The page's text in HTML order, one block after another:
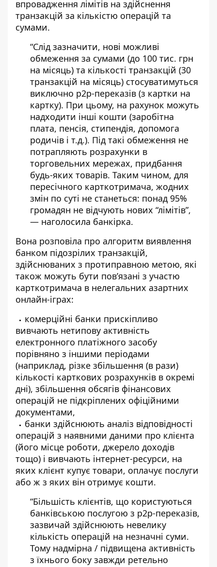
впровадження лімітів на здійснення
транзакцій за кількістю операцій та
сумами.
“Слід зазначити, нові можливі
обмеження за сумами (до 100 тис. грн
на місяць) та кількості транзакцій (30
транзакцій на місяць) стосуватимуться
виключно p2p-переказів (з картки на
картку). При цьому, на рахунок можуть
надходити інші кошти (заробітна
плата, пенсія, стипендія, допомога
родичів і т.д.). Під такі обмеження не
потрапляють розрахунки в
торговельних мережах, придбання
будь-яких товарів. Таким чином, для
пересічного карткотримача, жодних
змін по суті не станеться: понад 95%
громадян не відчують нових “лімітів”,
— наголосила банкірка.
Вона розповіла про алгоритм виявлення
банком підозрілих транзакцій,
здійснюваних з протиправною метою, які
також можуть бути пов’язані з участю
карткотримача в нелегальних азартних
онлайн-іграх:
комерційні банки прискіпливо
вивчають нетипову активність
електронного платіжного засобу
порівняно з іншими періодами
(наприклад, різке збільшення (в рази)
кількості карткових розрахунків в окремі
дні), збільшення обсягів фінансових
операцій не підкріплених офіційними
документами,
банки здійснюють аналіз відповідності
операцій з наявними даними про клієнта
(його місце роботи, джерело доходів
тощо) і вивчають інтернет-ресурси, на
яких клієнт купує товари, оплачує послуги
або ж з яких він отримує кошти.
“Більшість клієнтів, що користуються
банківською послугою з p2p-переказів,
зазвичай здійснюють невелику
кількість операцій на незначні суми.
Тому надмірна / підвищена активність
з їхнього боку завжди ретельно